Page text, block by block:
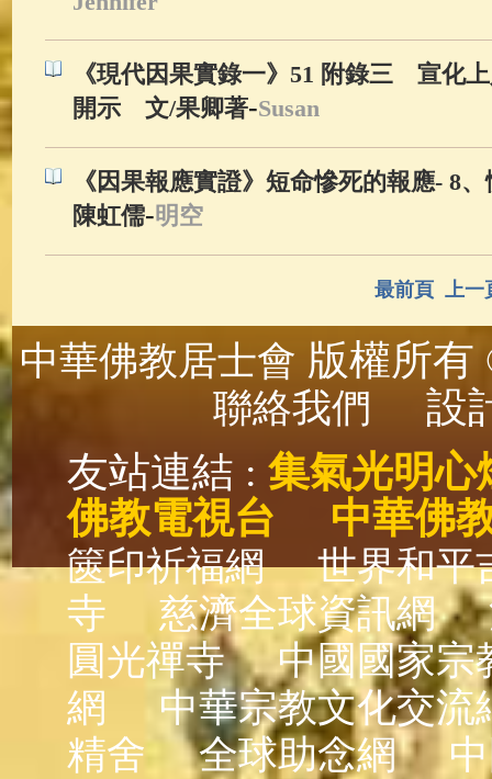
《現代因果實錄一》51 附錄三 宣化
開示 文/果卿著-Susan
《因果報應實證》短命慘死的報應- 8
陳虹儒-明空
最前頁 上一
中華佛教居士會 版權所
聯絡我們
設
友站連結 : 集氣光明心
佛教電視台
中華佛
篋印祈福網
世界和平
寺
慈濟全球資訊網
圓光禪寺
中國國家宗
網
中華宗教文化交流
精舍
全球助念網